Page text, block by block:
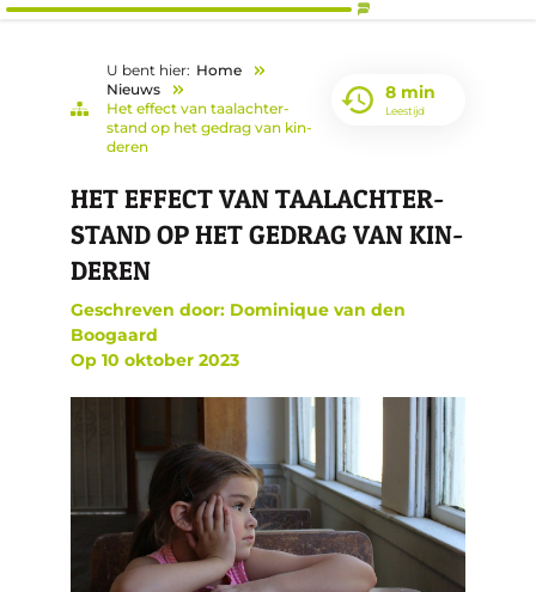
U bent hier: Home
Nieuws
Het ef­fect van taa­lachter­
stand op het ge­drag van kin­
de­r­en
8 min
Leestijd
HET EF­FECT VAN TAA­LACH­TER­­
STAND OP HET GE­DRAG VAN KIN­
DE­R­EN
Geschreven door: Dominique van den
Boogaard
Op 10 oktober 2023